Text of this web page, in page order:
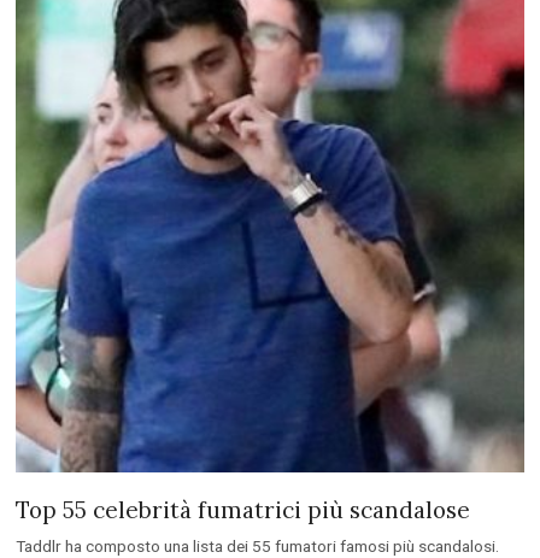
Top 55 celebrità fumatrici più scandalose
Taddlr ha composto una lista dei 55 fumatori famosi più scandalosi.